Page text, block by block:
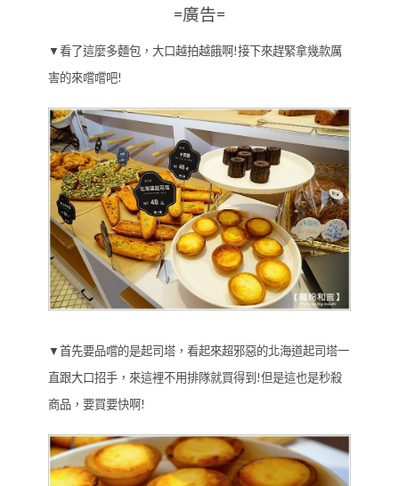
=廣告=
▼看了這麼多麵包，大口越拍越餓啊!接下來趕緊拿幾款厲
害的來嚐嚐吧!
▼首先要品嚐的是起司塔，看起來超邪惡的北海道起司塔一
直跟大口招手，來這裡不用排隊就買得到!但是這也是秒殺
商品，要買要快啊!